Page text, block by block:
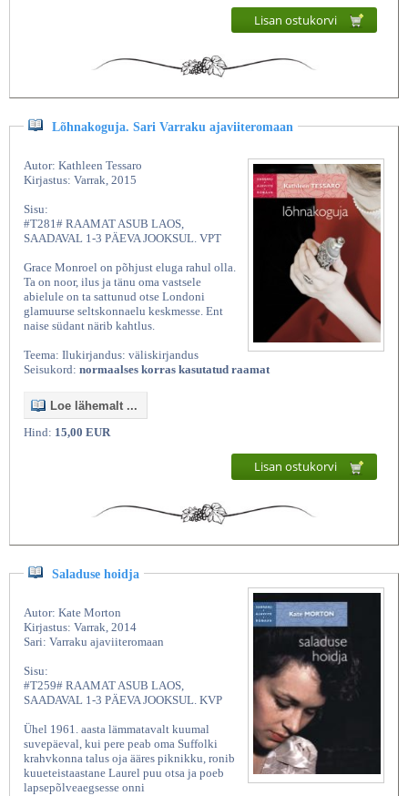
Lisan ostukorvi
Lõhnakoguja. Sari Varraku ajaviiteromaan
Autor: Kathleen Tessaro
Kirjastus: Varrak, 2015
Sisu:
#T281# RAAMAT ASUB LAOS,
SAADAVAL 1-3 PÄEVA JOOKSUL. VPT
Grace Monroel on põhjust eluga rahul olla.
Ta on noor, ilus ja tänu oma vastsele
abielule on ta sattunud otse Londoni
glamuurse seltskonnaelu keskmesse. Ent
naise südant närib kahtlus.
Teema: Ilukirjandus: väliskirjandus
Seisukord: normaalses korras kasutatud raamat
Loe lähemalt ...
Hind: 15,00 EUR
Lisan ostukorvi
Saladuse hoidja
Autor: Kate Morton
Kirjastus: Varrak, 2014
Sari: Varraku ajaviiteromaan
Sisu:
#T259# RAAMAT ASUB LAOS,
SAADAVAL 1-3 PÄEVA JOOKSUL. KVP
Ühel 1961. aasta lämmatavalt kuumal
suvepäeval, kui pere peab oma Suffolki
krahvkonna talus oja ääres piknikku, ronib
kuueteistaastane Laurel puu otsa ja poeb
lapsepõlveaegsesse onni